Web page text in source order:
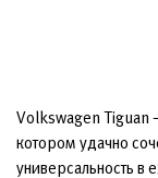
Volkswagen Tiguan
котором удачно
универсальность в